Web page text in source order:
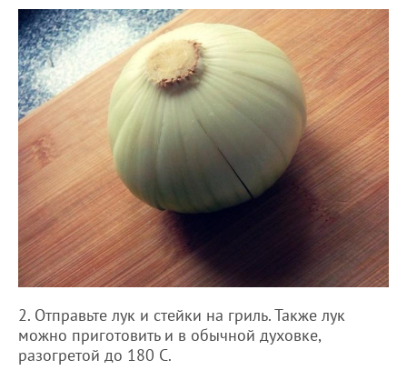
2. Отправьте лук и стейки на гриль. Также лук
можно приготовить и в обычной духовке,
разогретой до 180 С.